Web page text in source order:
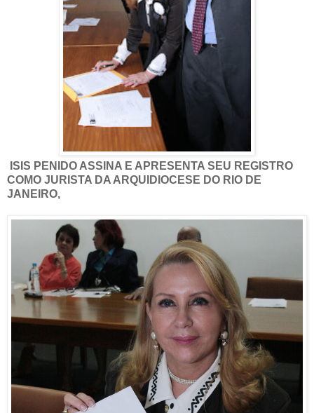
ISIS PENIDO ASSINA E APRESENTA SEU REGISTRO
COMO JURISTA DA ARQUIDIOCESE DO RIO DE
JANEIRO,